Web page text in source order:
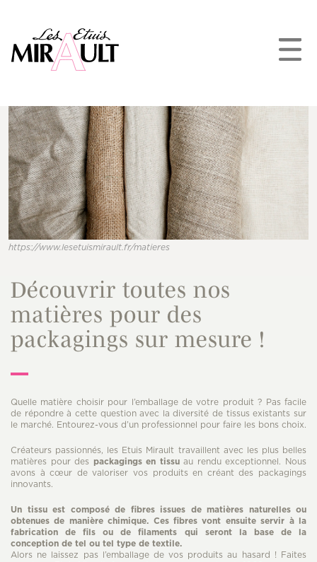
https://www.lesetuismirault.fr/matieres
Découvrir toutes nos
matières pour des
packagings sur mesure !
Quelle matière choisir pour l’emballage de votre produit ? Pas facile
de répondre à cette question avec la diversité de tissus existants sur
le marché. Entourez-vous d’un professionnel pour faire les bons choix.
Créateurs passionnés, les Etuis Mirault travaillent avec les plus belles
matières pour des
packagings en tissuau rendu exceptionnel. Nous
avons à cœur de valoriser vos produits en créant des packagings
innovants.
Un tissu est composé de fibres issues de matières naturelles ou
obtenues de manière chimique. Ces fibres vont ensuite servir à la
fabrication de fils ou de filaments qui seront la base de la
conception de tel ou tel type de textile.
Alors ne laissez pas l’emballage de vos produits au hasard ! Faites